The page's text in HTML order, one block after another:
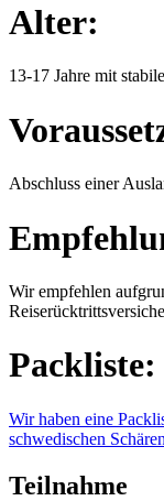
Alter:
13-17 Jahre mit
Abschluss einer
Wir empfehlen
Packliste:
Wir haben eine
schwedischen
Teilnahme